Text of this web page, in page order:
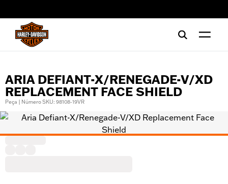
ARIA DEFIANT-X/RENEGADE-V/XD
REPLACEMENT FACE SHIELD
Peça | Número SKU: 98108-19VR